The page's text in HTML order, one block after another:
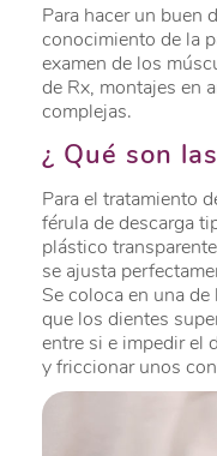
Para hacer un buen
conocimiento de la
examen de los
de Rx, montajes en
complejas.
¿ Qué son
Para el tratamiento
férula de descarga
plástico
se ajusta
Se coloca en una
que los dientes
entre si e impedir el
y friccionar unos